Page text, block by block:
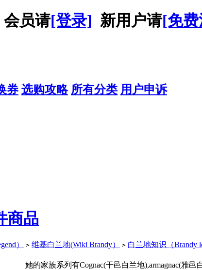
员请[登录] 新用户请[免
券 选购攻略 所有分类 用户申诉
商品
） > 维基白兰地(Wiki Brandy） > 白兰地知识（Brandy
她的家族系列有Cognac(干邑白兰地),armagnac(雅邑